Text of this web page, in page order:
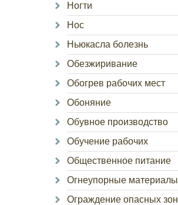
Ногти
Нос
Ньюкасла болезнь
Обезжиривание
Обогрев рабочих мест
Обоняние
Обувное производство
Обучение рабочих
Общественное питание
Огнеупорные материалы
Ограждение опасных зон